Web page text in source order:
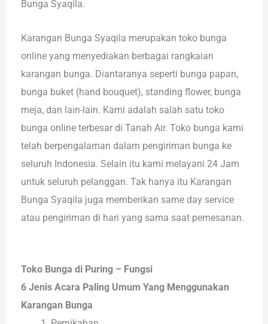
Bunga Syaqila.
Karangan Bunga Syaqila merupakan toko bunga
online yang menyediakan berbagai rangkaian
karangan bunga. Diantaranya seperti bunga papan,
bunga buket (hand bouquet), standing flower, bunga
meja, dan lain-lain. Kami adalah salah satu toko
bunga online terbesar di Tanah Air. Toko bunga kami
telah berpengalaman dalam pengiriman bunga ke
seluruh Indonesia. Selain itu kami melayani 24 Jam
untuk seluruh pelanggan. Tak hanya itu Karangan
Bunga Syaqila juga memberikan same day service
atau pengiriman di hari yang sama saat pemesanan.
Toko Bunga di Puring – Fungsi
6 Jenis Acara Paling Umum Yang Menggunakan
Karangan Bunga